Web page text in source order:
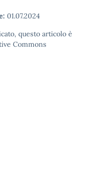
01.07.2024
questo articolo è
Commons